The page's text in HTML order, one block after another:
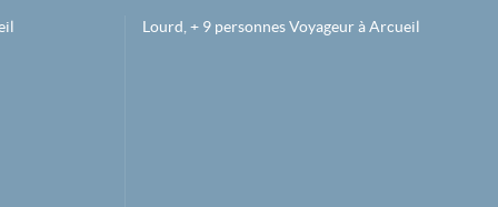
Lourd, + 9 personnes Voyageur à Arcueil